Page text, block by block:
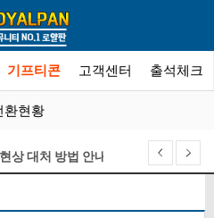
기프티콘 고객센터 출석체크
환현황
상 대처 방법 안내